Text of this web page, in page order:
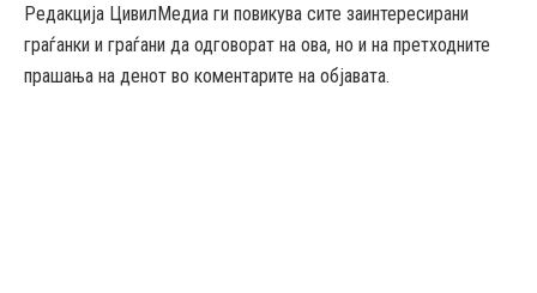
Редакција ЦивилМедиа ги повикува сите заинтересирани
граѓанки и граѓани да одговорат на ова, но и на претходните
прашања на денот во коментарите на објавата.